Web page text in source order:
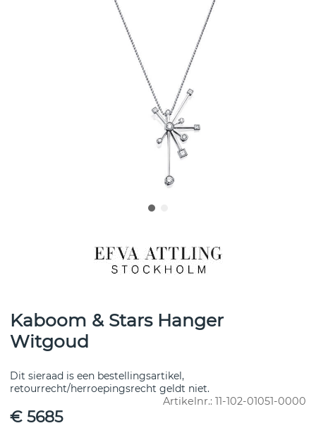
Kaboom & Stars Hanger
Witgoud
Dit sieraad is een bestellingsartikel,
retourrecht/herroepingsrecht geldt niet.
Artikelnr.: 11-102-01051-0000
€ 5685